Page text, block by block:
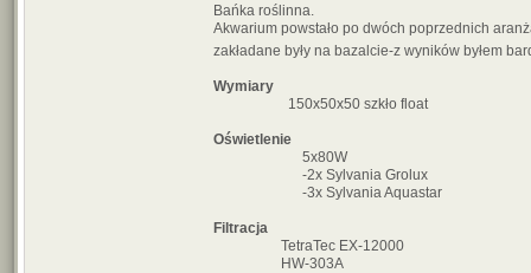
Bańka roślinna.
Akwarium powstało po dwóch poprzednich
zakładane były na bazalcie-z wyników byłem
Wymiary
150x50x50 szkło float
Oświetlenie
5x80W
-2x Sylvania Grolux
-3x Sylvania Aquastar
Filtracja
TetraTec EX-12000
HW-303A